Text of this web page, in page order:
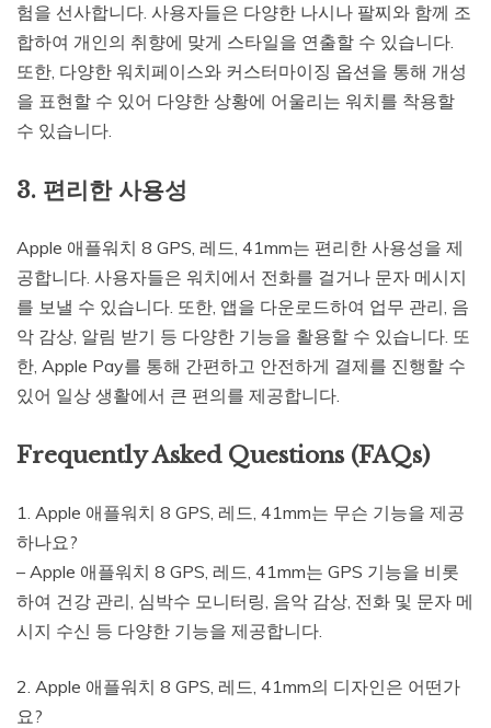
험을 선사합니다. 사용자들은 다양한 나시나 팔찌와 함께 조
합하여 개인의 취향에 맞게 스타일을 연출할 수 있습니다.
또한, 다양한 워치페이스와 커스터마이징 옵션을 통해 개성
을 표현할 수 있어 다양한 상황에 어울리는 워치를 착용할
수 있습니다.
3. 편리한 사용성
Apple 애플워치 8 GPS, 레드, 41mm는 편리한 사용성을 제
공합니다. 사용자들은 워치에서 전화를 걸거나 문자 메시지
를 보낼 수 있습니다. 또한, 앱을 다운로드하여 업무 관리, 음
악 감상, 알림 받기 등 다양한 기능을 활용할 수 있습니다. 또
한, Apple Pay를 통해 간편하고 안전하게 결제를 진행할 수
있어 일상 생활에서 큰 편의를 제공합니다.
Frequently Asked Questions (FAQs)
1. Apple 애플워치 8 GPS, 레드, 41mm는 무슨 기능을 제공
하나요?
– Apple 애플워치 8 GPS, 레드, 41mm는 GPS 기능을 비롯
하여 건강 관리, 심박수 모니터링, 음악 감상, 전화 및 문자 메
시지 수신 등 다양한 기능을 제공합니다.
2. Apple 애플워치 8 GPS, 레드, 41mm의 디자인은 어떤가
요?